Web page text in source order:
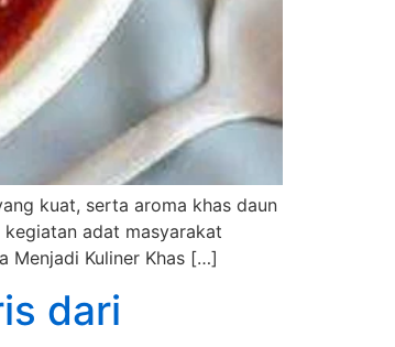
kuat, serta aroma khas daun
adat masyarakat
Menjadi Kuliner Khas […]
dari